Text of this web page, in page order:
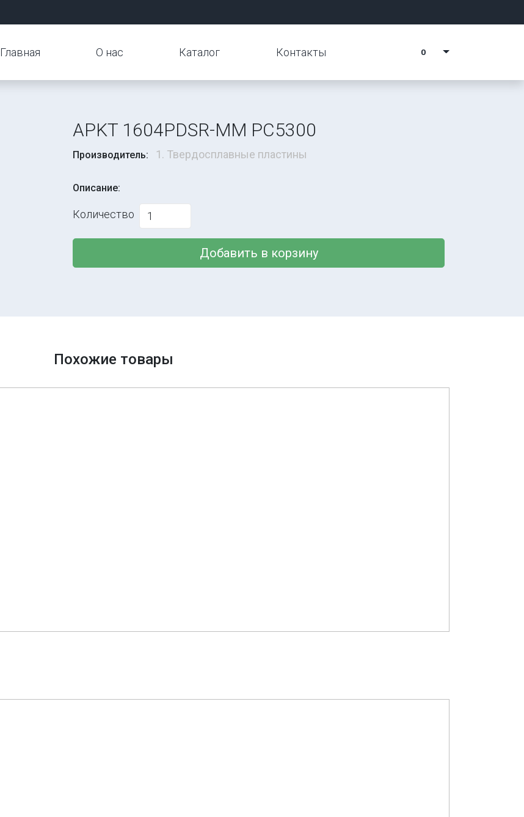
Главная О нас Каталог Контакты 0
APKT 1604PDSR-MM PC5300
Производитель: 1. Твердосплавные пластины
Описание:
Количество
Добавить в корзину
Похожие товары